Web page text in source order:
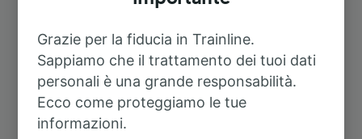
A Attnang-Puchheim 1h 54m
A Bratislava
Grazie per la fiducia in Trainline.
Sappiamo che il trattamento dei tuoi dati
personali è una grande responsabilità.
Ecco come proteggiamo le tue
informazioni.